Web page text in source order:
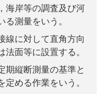
海岸等の調査及び河
る測量をいう。
線に対して直角方向
面等に設置する。
期縦断測量の基準と
める作業をいう。